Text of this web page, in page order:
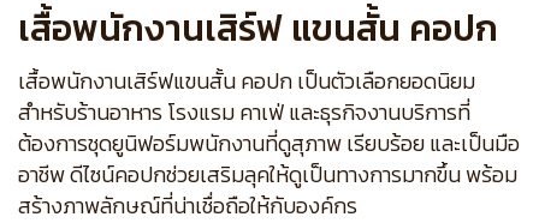
เสื้อพนักงานเสิร์ฟ แขนสั้น คอปก
เสื้อพนักงานเสิร์ฟแขนสั้น คอปก เป็นตัวเลือกยอดนิยม
สำหรับร้านอาหาร โรงแรม คาเฟ่ และธุรกิจงานบริการที่
ต้องการชุดยูนิฟอร์มพนักงานที่ดูสุภาพ เรียบร้อย และเป็นมือ
อาชีพ ดีไซน์คอปกช่วยเสริมลุคให้ดูเป็นทางการมากขึ้น พร้อม
สร้างภาพลักษณ์ที่น่าเชื่อถือให้กับองค์กร